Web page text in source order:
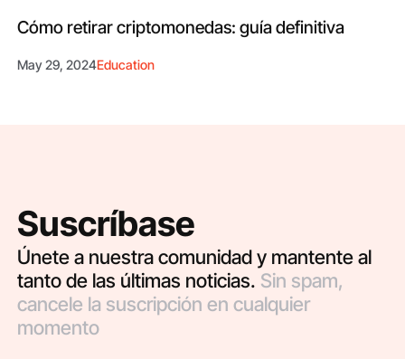
Cómo retirar criptomonedas: guía definitiva
May 29, 2024Education
Suscríbase
Únete a nuestra comunidad y mantente al
tanto de las últimas noticias. Sin spam,
cancele la suscripción en cualquier
momento